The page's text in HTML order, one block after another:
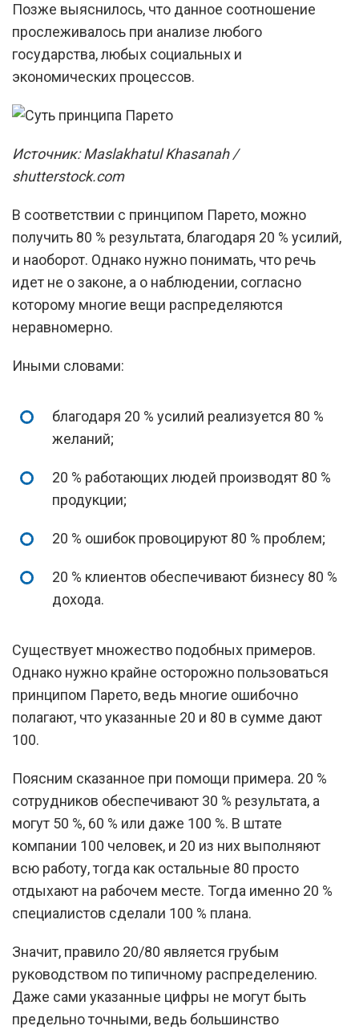
Позже выяснилось, что данное соотношение
прослеживалось при анализе любого
государства, любых социальных и
экономических процессов.
Источник: Maslakhatul Khasanah /
shutterstock.com
В соответствии с принципом Парето, можно
получить 80 % результата, благодаря 20 % усилий,
и наоборот. Однако нужно понимать, что речь
идет не о законе, а о наблюдении, согласно
которому многие вещи распределяются
неравномерно.
Иными словами:
благодаря 20 % усилий реализуется 80 %
желаний;
20 % работающих людей производят 80 %
продукции;
20 % ошибок провоцируют 80 % проблем;
20 % клиентов обеспечивают бизнесу 80 %
дохода.
Существует множество подобных примеров.
Однако нужно крайне осторожно пользоваться
принципом Парето, ведь многие ошибочно
полагают, что указанные 20 и 80 в сумме дают
100.
Поясним сказанное при помощи примера. 20 %
сотрудников обеспечивают 30 % результата, а
могут 50 %, 60 % или даже 100 %. В штате
компании 100 человек, и 20 из них выполняют
всю работу, тогда как остальные 80 просто
отдыхают на рабочем месте. Тогда именно 20 %
специалистов сделали 100 % плана.
Значит, правило 20/80 является грубым
руководством по типичному распределению.
Даже сами указанные цифры не могут быть
предельно точными, ведь большинство